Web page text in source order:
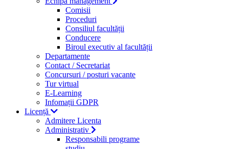
Comisii
Proceduri
Consiliul facultății
Conducere
Biroul executiv al facultății
Departamente
Contact / Secretariat
Concursuri / posturi vacante
Tur virtual
E-Learning
Infomații GDPR
Licență
Admitere Licenta
Administrativ
Responsabili programe